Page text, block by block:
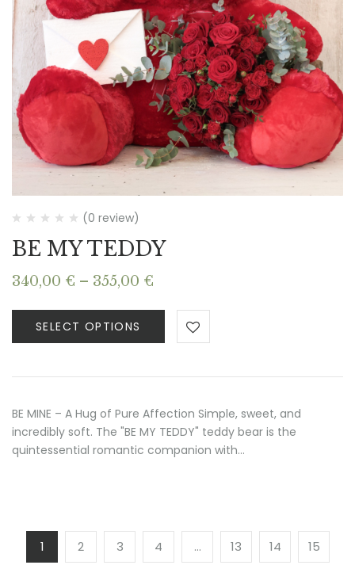
(0 review)
BE MY TEDDY
340,00 € – 355,00 €
340,00 €
through
SELECT OPTIONS
BE MINE – A Hug of Pure Affection Simple, sweet, and
incredibly soft. The "BE MY TEDDY" teddy bear is the
quintessential romantic companion with…
1 2 3 4 … 13 14 15